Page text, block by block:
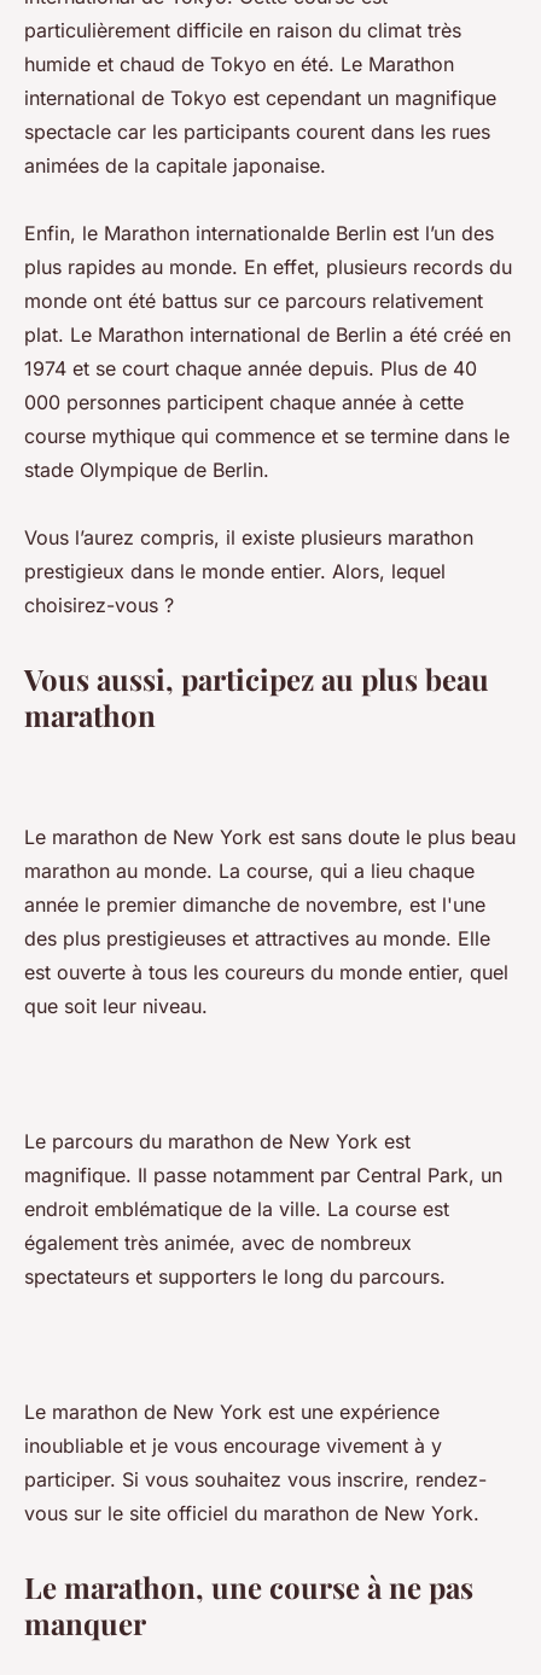
particulièrement difficile en raison du climat très
humide et chaud de Tokyo en été. Le Marathon
international de Tokyo est cependant un magnifique
spectacle car les participants courent dans les rues
animées de la capitale japonaise.
Enfin, le Marathon internationalde Berlin est l’un des
plus rapides au monde. En effet, plusieurs records du
monde ont été battus sur ce parcours relativement
plat. Le Marathon international de Berlin a été créé en
1974 et se court chaque année depuis. Plus de 40
000 personnes participent chaque année à cette
course mythique qui commence et se termine dans le
stade Olympique de Berlin.
Vous l’aurez compris, il existe plusieurs marathon
prestigieux dans le monde entier. Alors, lequel
choisirez-vous ?
Vous aussi, participez au plus beau
marathon
Le marathon de New York est sans doute le plus beau
marathon au monde. La course, qui a lieu chaque
année le premier dimanche de novembre, est l'une
des plus prestigieuses et attractives au monde. Elle
est ouverte à tous les coureurs du monde entier, quel
que soit leur niveau.
Le parcours du marathon de New York est
magnifique. Il passe notamment par Central Park, un
endroit emblématique de la ville. La course est
également très animée, avec de nombreux
spectateurs et supporters le long du parcours.
Le marathon de New York est une expérience
inoubliable et je vous encourage vivement à y
participer. Si vous souhaitez vous inscrire, rendez-
vous sur le site officiel du marathon de New York.
Le marathon, une course à ne pas
manquer